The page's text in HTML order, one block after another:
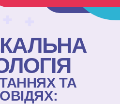
ТА